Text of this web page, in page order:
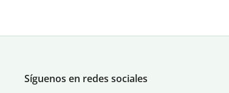
Síguenos en redes sociales